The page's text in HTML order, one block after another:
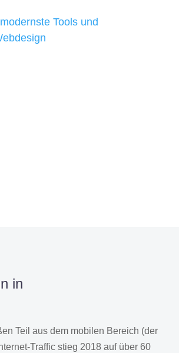
modernste Tools und
in
Teil aus dem mobilen Bereich (der
Traffic stieg 2018 auf über 60